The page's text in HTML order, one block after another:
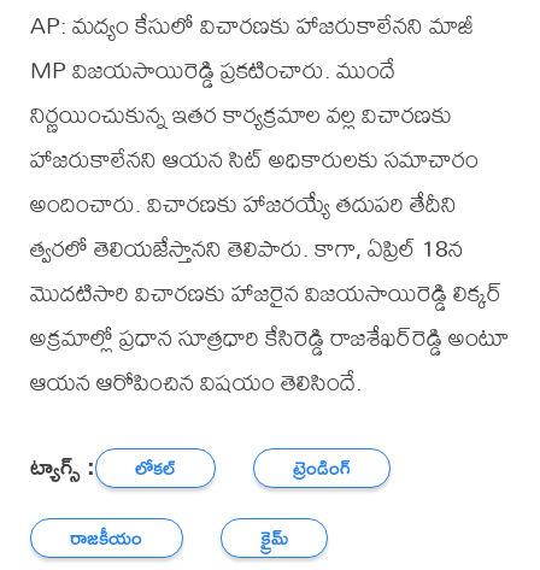
AP: మద్యం కేసులో విచారణకు హాజరుకాలేనని మాజీ
MP విజయసాయిరెడ్డి ప్రకటించారు. ముందే
నిర్ణయించుకున్న ఇతర కార్యక్రమాల వల్ల విచారణకు
హాజరుకాలేనని ఆయన సిట్‌ అధికారులకు సమాచారం
అందించారు. విచారణకు హాజరయ్యే తదుపరి తేదీని
త్వరలో తెలియజేస్తానని తెలిపారు. కాగా, ఏప్రిల్‌ 18న
మొదటిసారి విచారణకు హాజరైన విజయసాయిరెడ్డి లిక్కర్‌
అక్రమాల్లో ప్రధాన సూత్రధారి కేసిరెడ్డి రాజశేఖర్‌రెడ్డి అంటూ
ఆయన ఆరోపించిన విషయం తెలిసిందే.
ట్యాగ్స్ : లోకల్
ట్రెండింగ్
రాజకీయం
క్రైమ్